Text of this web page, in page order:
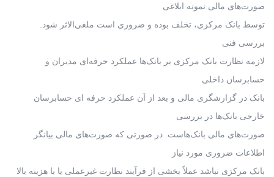
صورت‌های مالی نمونه ابلاغی
توسط بانک مرکزی، تخلف بوده و ضروری است ملغی‌الاثر شود.
بررسی فنی
لازمه نظارت بانک مرکزی بر بانک‌ها عملکرد حرفه‌ای مدیران و
حسابرسان داخلی
بانک در گزارشگری مالی و بعد از آن عملکرد حرفه ای حسابرسان
خارجی بانک‌ها در بررسی
صورت‌های مالی بانک‌هاست. در صورتی که صورت‌های مالی بیانگر
اطلاعات ضروری مورد نیاز
بانک مرکزی نباشد عملاً بخشی از فرآیند نظارت غیرعملی یا با هزینه بالا